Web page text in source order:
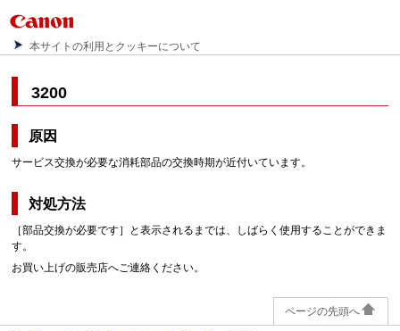
本サイトの利用とクッキーについて
3200
原因
サービス交換が必要な消耗部品の交換時期が近付いています。
対処方法
［部品交換が必要です］と表示されるまでは、しばらく使用することができま
す。
お買い上げの販売店へご連絡ください。
ページの先頭へ